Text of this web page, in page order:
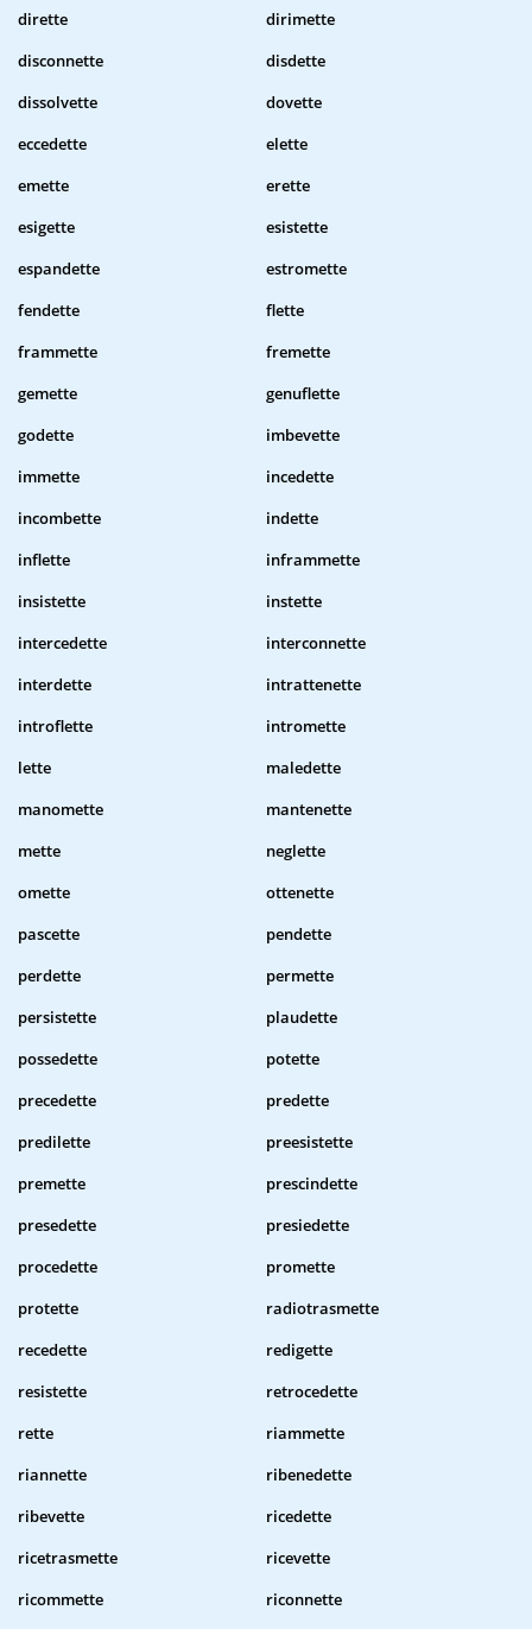
dirette
dirimette
disconnette
disdette
dissolvette
dovette
eccedette
elette
emette
erette
esigette
esistette
espandette
estromette
fendette
flette
frammette
fremette
gemette
genuflette
godette
imbevette
immette
incedette
incombette
indette
inflette
inframmette
insistette
instette
intercedette
interconnette
interdette
intrattenette
introflette
intromette
lette
maledette
manomette
mantenette
mette
neglette
omette
ottenette
pascette
pendette
perdette
permette
persistette
plaudette
possedette
potette
precedette
predette
predilette
preesistette
premette
prescindette
presedette
presiedette
procedette
promette
protette
radiotrasmette
recedette
redigette
resistette
retrocedette
rette
riammette
riannette
ribenedette
ribevette
ricedette
ricetrasmette
ricevette
ricommette
riconnette